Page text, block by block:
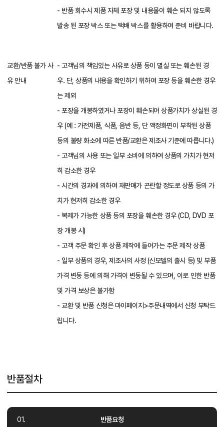
- 반품 회수시 제품 자체 포장 및 내용물이 훼손 되지 않도록
발송 된 포장 박스 또는 택배 박스를 활용하여 준비 바랍니다.
교환/반품 불가 사
유 안내
- 고객님의 책임있는 사유로 상품 등이 멸실 또는 훼손된 경
우. 단, 상품의 내용을 확인하기 위하여 포장 등을 훼손한 경우
는 제외
- 포장을 개봉하였거나 포장이 훼손되어 상품가치가 상실된 경
우 (예 : 가전제품, 식품, 음반 등, 단 액정화면이 부착된 상품
등의 불량 화소에 따른 반품/교환은 제조사 기준에 따릅니다.)
- 고객님의 사용 또는 일부 소비에 의하여 상품의 가치가 현저
히 감소한 경우
- 시간의 경과에 의하여 재판매가 곤란할 정도로 상품 등의 가
치가 현저히 감소한 경우
- 복제가 가능한 상품 등의 포장을 훼손한 경우 (CD, DVD 포
장 개봉 시)
- 고객 주문 확인 후 상품 제작에 들어가는 주문 제작 상품
- 일부 상품의 경우, 제조사의 사정 (신모델의 출시 등) 및 부품
가격 변동 등에 의해 가격이 변동될 수 있으며, 이로 인한 반품
및 가격 보상은 불가함
- 교환 및 반품 신청은 마이페이지>주문내역에서 신청 부탁드
립니다.
반품절차
반품요청